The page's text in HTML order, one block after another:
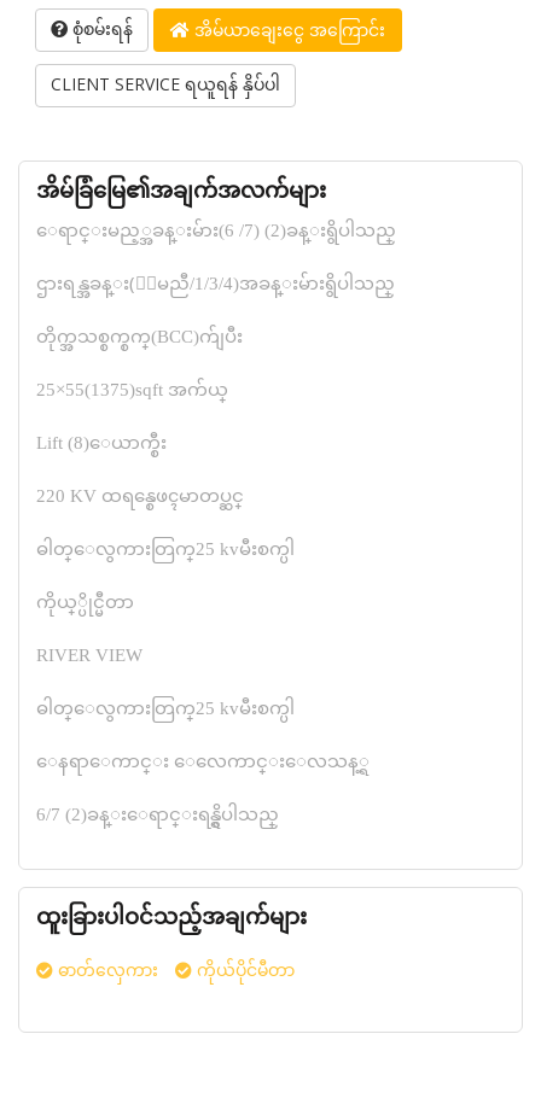
စုံစမ်းရန် အိမ်ယာချေးငွေ အကြောင်း
CLIENT SERVICE ရယူရန် နှိပ်ပါ
အိမ်ခြံမြေ၏အချက်အလက်များ
ေရာင္းမည့္အခန္းမ်ား(6 /7) (2)ခန္းရွိပါသည္
ဌားရန္အခန္း(ေျမညီ/1/3/4)အခန္းမ်ားရွိပါသည္
တိုက္အသစ္စက္စက္(BCC)က်ျပီး
25×55(1375)sqft အက်ယ္
Lift (8)ေယာက္စီး
220 KV ထရန္စေဖၚမာတပ္ဆင္
ဓါတ္ေလွကားတြက္25 kvမီးစက္ပါ
ကိုယ္္ပိုင္မီတာ
RIVER VIEW
ဓါတ္ေလွကားတြက္25 kvမီးစက္ပါ
ေနရာေကာင္း ေလေကာင္းေလသန့္ရ
6/7 (2)ခန္းေရာင္းရန္ရွိပါသည္
ထူးခြားပါဝင်သည့်အချက်များ
ဓာတ်လှေကား ကိုယ်ပိုင်မီတာ